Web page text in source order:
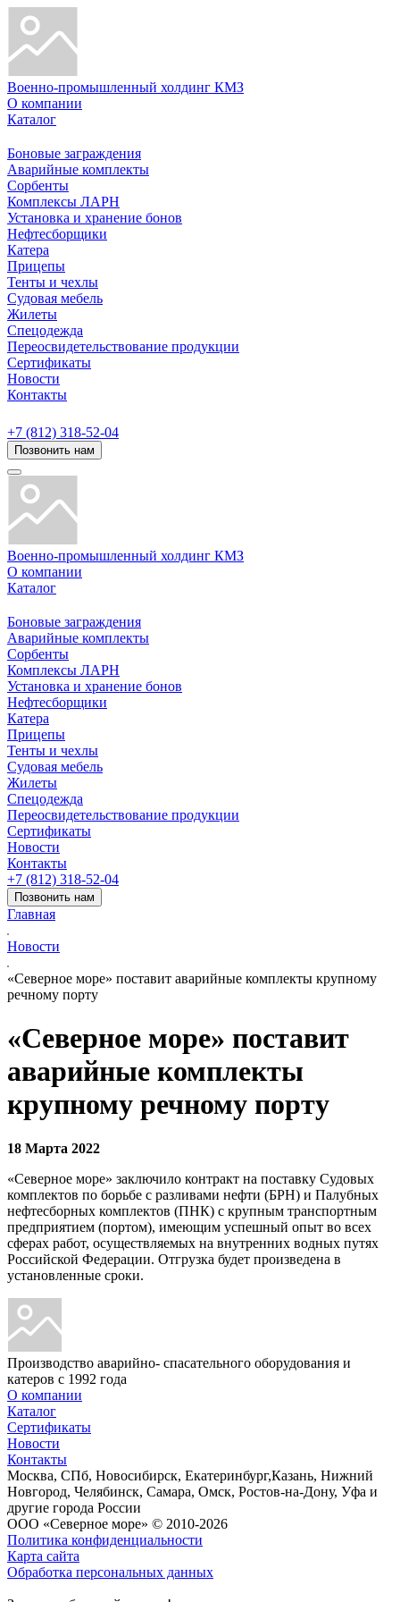
Военно-промышленный холдинг КМЗ
О компании
Каталог
Боновые заграждения
Аварийные комплекты
Сорбенты
Комплексы ЛАРН
Установка и хранение бонов
Нефтесборщики
Катера
Прицепы
Тенты и чехлы
Судовая мебель
Жилеты
Спецодежда
Переосвидетельствование продукции
Сертификаты
Новости
Контакты
+7 (812) 318-52-04
Позвонить нам
Военно-промышленный холдинг КМЗ
О компании
Каталог
Боновые заграждения
Аварийные комплекты
Сорбенты
Комплексы ЛАРН
Установка и хранение бонов
Нефтесборщики
Катера
Прицепы
Тенты и чехлы
Судовая мебель
Жилеты
Спецодежда
Переосвидетельствование продукции
Сертификаты
Новости
Контакты
+7 (812) 318-52-04
Позвонить нам
Главная
Новости
«Северное море» поставит аварийные комплекты крупному
речному порту
«Северное море» поставит
аварийные комплекты
крупному речному порту
18 Марта 2022
«Северное море» заключило контракт на поставку Судовых
комплектов по борьбе с разливами нефти (БРН) и Палубных
нефтесборных комплектов (ПНК) с крупным транспортным
предприятием (портом), имеющим успешный опыт во всех
сферах работ, осуществляемых на внутренних водных путях
Российской Федерации. Отгрузка будет произведена в
установленные сроки.
Производство аварийно- спасательного оборудования и
катеров с 1992 года
О компании
Каталог
Сертификаты
Новости
Контакты
Москва, СПб, Новосибирск, Екатеринбург,Казань, Нижний
Новгород, Челябинск, Самара, Омск, Ростов-на-Дону, Уфа и
другие города России
ООО «Северное море» © 2010-2026
Политика конфиденциальности
Карта сайта
Обработка персональных данных